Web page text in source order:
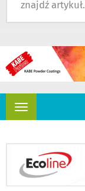
Rozwiń